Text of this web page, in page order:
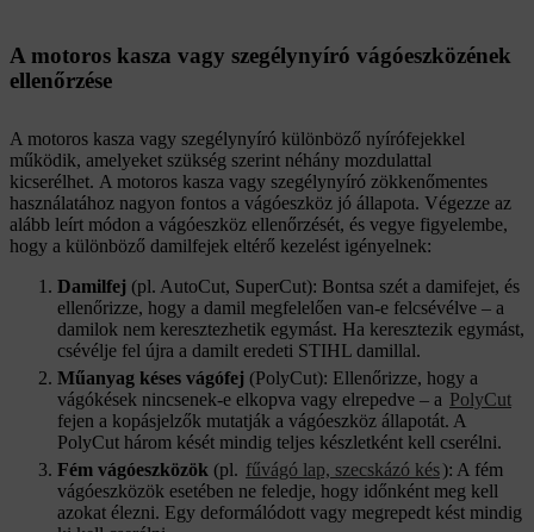
A motoros kasza vagy szegélynyíró vágóeszközének
ellenőrzése
A motoros kasza vagy szegélynyíró különböző nyírófejekkel
működik, amelyeket szükség szerint néhány mozdulattal
kicserélhet. A motoros kasza vagy szegélynyíró zökkenőmentes
használatához nagyon fontos a vágóeszköz jó állapota. Végezze az
alább leírt módon a vágóeszköz ellenőrzését, és vegye figyelembe,
hogy a különböző damilfejek eltérő kezelést igényelnek:
Damilfej (pl. AutoCut, SuperCut): Bontsa szét a damifejet, és
ellenőrizze, hogy a damil megfelelően van-e felcsévélve – a
damilok nem keresztezhetik egymást. Ha keresztezik egymást,
csévélje fel újra a damilt eredeti STIHL damillal.
Műanyag késes vágófej (PolyCut): Ellenőrizze, hogy a
vágókések nincsenek-e elkopva vagy elrepedve – a PolyCut
fejen a kopásjelzők mutatják a vágóeszköz állapotát. A
PolyCut három kését mindig teljes készletként kell cserélni.
Fém vágóeszközök (pl. fűvágó lap, szecskázó kés): A fém
vágóeszközök esetében ne feledje, hogy időnként meg kell
azokat élezni. Egy deformálódott vagy megrepedt kést mindig